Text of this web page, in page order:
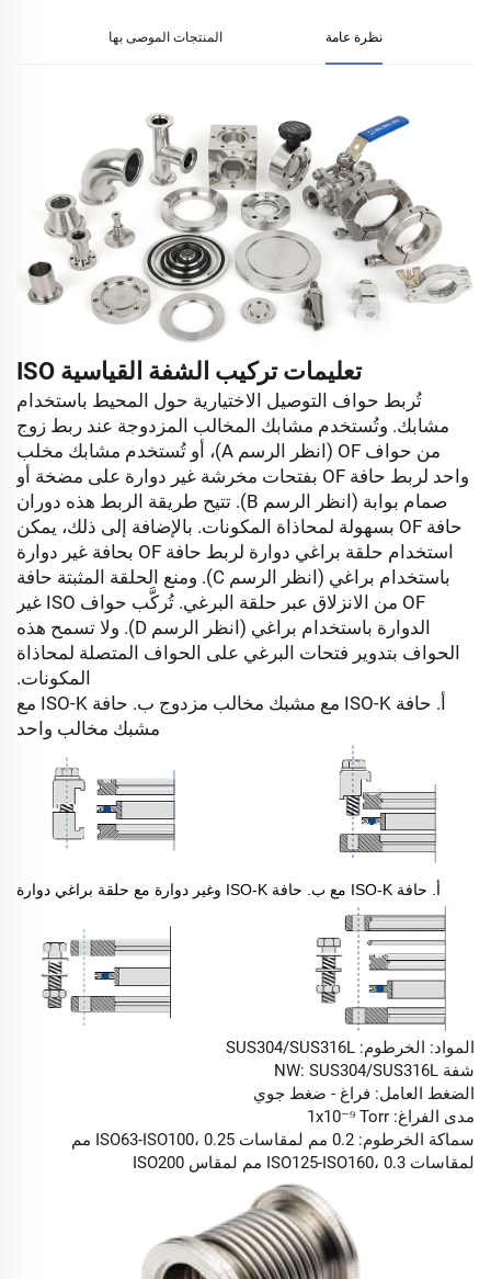
نظرة عامة المنتجات الموصى بها
تعليمات تركيب الشفة القياسية ISO
تُربط حواف التوصيل الاختيارية حول المحيط باستخدام
مشابك. وتُستخدم مشابك المخالب المزدوجة عند ربط زوج
من حواف OF (انظر الرسم A)، أو تُستخدم مشابك مخلب
واحد لربط حافة OF بفتحات مخرشة غير دوارة على مضخة أو
صمام بوابة (انظر الرسم B). تتيح طريقة الربط هذه دوران
حافة OF بسهولة لمحاذاة المكونات. بالإضافة إلى ذلك، يمكن
استخدام حلقة براغي دوارة لربط حافة OF بحافة غير دوارة
باستخدام براغي (انظر الرسم C). ومنع الحلقة المثبتة حافة
OF من الانزلاق عبر حلقة البرغي. تُركَّب حواف ISO غير
الدوارة باستخدام براغي (انظر الرسم D). ولا تسمح هذه
الحواف بتدوير فتحات البرغي على الحواف المتصلة لمحاذاة
المكونات.
أ. حافة ISO-K مع مشبك مخالب مزدوج ب. حافة ISO-K مع
مشبك مخالب واحد
أ. حافة ISO-K مع ب. حافة ISO-K وغير دوارة مع حلقة براغي دوارة
المواد: الخرطوم: SUS304/SUS316L
شفة NW: SUS304/SUS316L
الضغط العامل: فراغ - ضغط جوي
مدى الفراغ: 1x10⁻⁹ Torr
سماكة الخرطوم: 0.2 مم لمقاسات ISO63-ISO100، 0.25 مم
لمقاسات ISO125-ISO160، 0.3 مم لمقاس ISO200